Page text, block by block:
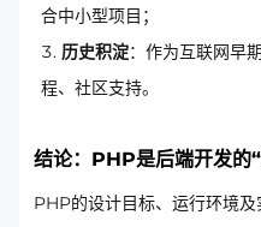
合中小型项目；
历史积淀：作为互联网早
程、社区支持。
结论：PHP是后端开发的
PHP的设计目标、运行环境